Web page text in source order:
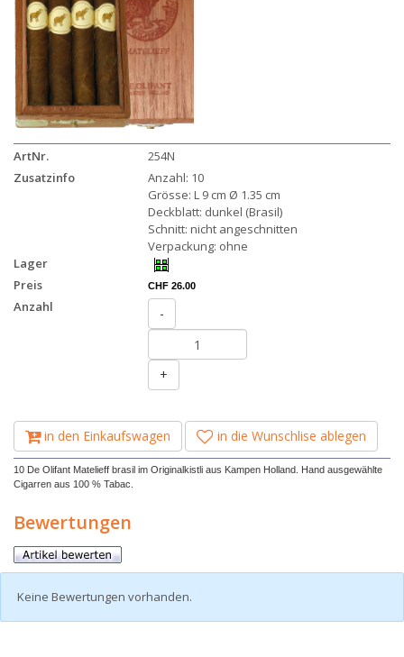
ArtNr.
254N
Zusatzinfo
Anzahl: 10
Grösse: L 9 cm Ø 1.35 cm
Deckblatt: dunkel (Brasil)
Schnitt: nicht angeschnitten
Verpackung: ohne
Lager
Preis
CHF 26.00
Anzahl -
+
in den Einkaufswagen in die Wunschlise ablegen
10 De Olifant Matelieff brasil im Originalkistli aus Kampen Holland. Hand ausgewählte
Cigarren aus 100 % Tabac.
Bewertungen
Keine Bewertungen vorhanden.